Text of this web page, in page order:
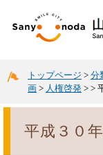
トップページ > 分
画 > 人権啓発 > >
平成３０